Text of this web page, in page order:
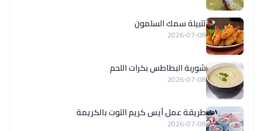
تتبيلة سمك السلمون
2026-07-08
شوربة البطاطس بكرات اللحم
2026-07-08
طريقة عمل آيس كريم التوت بالكريمة
2026-07-08